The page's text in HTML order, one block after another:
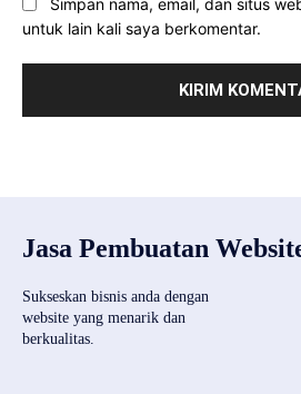
untuk lain kali saya berkomentar.
Jasa Pembuatan
Sukseskan bisnis anda dengan
website yang menarik dan
berkualitas.